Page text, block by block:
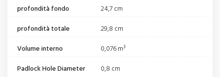
profondità fondo
24,7 cm
profondità totale
29,8 cm
Volume interno
0,076 m³
Padlock Hole Diameter
0,8 cm